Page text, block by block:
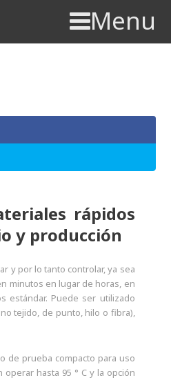
Menu
rápidos
y producción
y por lo tanto controlar, ya sea
minutos en lugar de horas, en
estándar. Puede ser utilizado
tejido, de punto, hilo o fibra),
de prueba compacto para uso
hasta 95 ° C y la opción